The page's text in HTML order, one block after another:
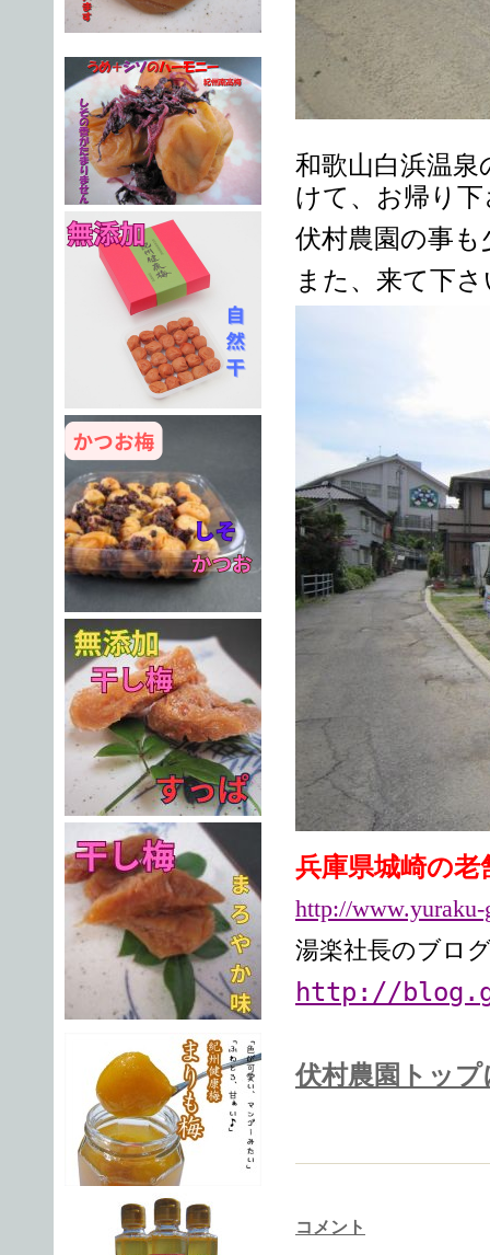
和歌山白浜温
けて、お帰り
伏村農園の事
また、来て下
兵庫県城崎の老
http://
湯楽社長のブ
http://
伏村農園トップ
コメント